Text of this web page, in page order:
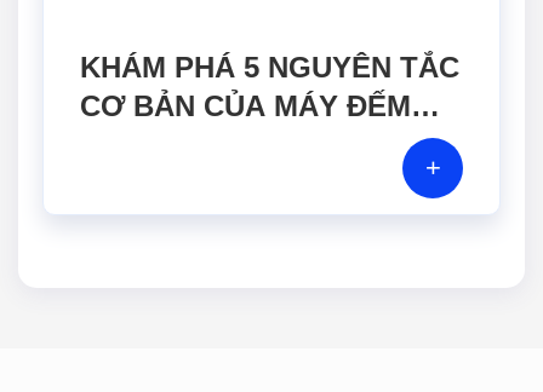
KHÁM PHÁ 5 NGUYÊN TẮC
CƠ BẢN CỦA MÁY ĐẾM
+